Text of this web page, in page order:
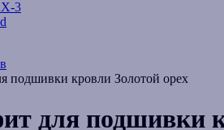
3
подшивки кровли Золотой орех
для подшивки